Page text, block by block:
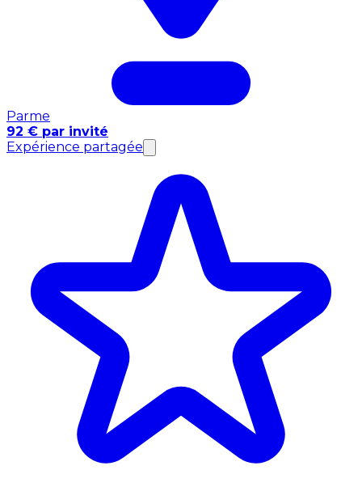
Parme
92 € par invité
Expérience partagée